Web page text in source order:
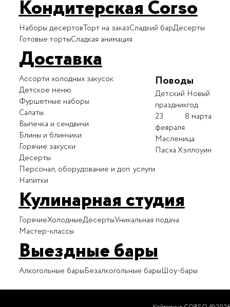
Кондитерская Corso
Наборы десертовТорт на заказСладкий барДесерты
Готовые тортыСладкая анимация
Доставка
Ассорти холодных закусок
Детское меню
Фуршетные наборы
Салаты
Выпечка и сендвичи
Блины и блинчики
Горячие закуски
Десерты
Персонал, оборудование и доп. услуги
Напитки
Поводы
Детский
праздник
Новый
год
23
февраля
8 марта
Масленица
ПасхаХэллоуин
Кулинарная студия
ГорячиеХолодныеДесертыУникальная подача
Мастер-классы
Выездные бары
Алкогольные барыБезалкогольные барыШоу-бары